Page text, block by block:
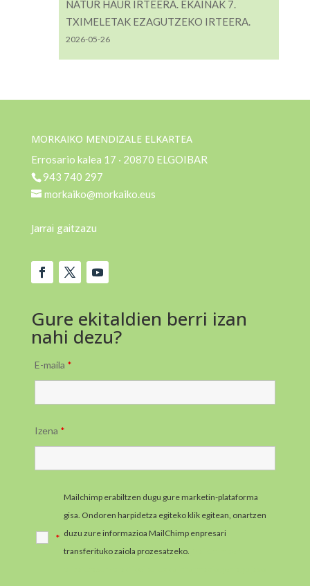
NATUR HAUR IRTEERA. EKAINAK 7.
TXIMELETAK EZAGUTZEKO IRTEERA.
2026-05-26
MORKAIKO MENDIZALE ELKARTEA
Errosario kalea 17 · 20870 ELGOIBAR
943 740 297
morkaiko@morkaiko.eus
Jarrai gaitzazu
Gure ekitaldien berri izan
nahi dezu?
E-maila *
Izena *
*
Mailchimp erabiltzen dugu gure marketin-plataforma
gisa. Ondoren harpidetza egiteko klik egitean, onartzen
duzu zure informazioa MailChimp enpresari
transferituko zaiola prozesatzeko.